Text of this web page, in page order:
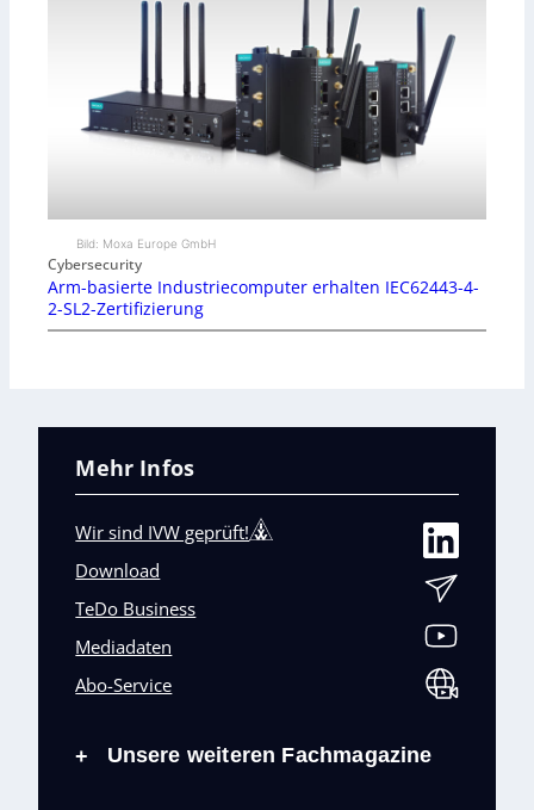
Bild: Moxa Europe GmbH
Cybersecurity
Arm-basierte Industriecomputer erhalten IEC62443-4-
2-SL2-Zertifizierung
Mehr Infos
Wir sind IVW geprüft!
Download
TeDo Business
Mediadaten
Abo-Service
+ Unsere weiteren Fachmagazine